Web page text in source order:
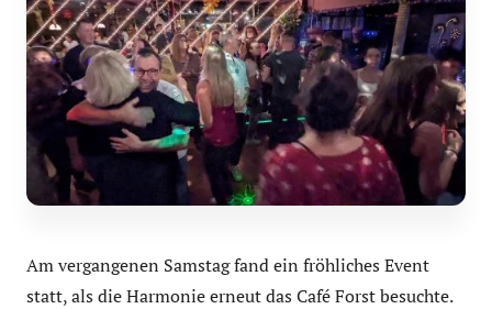
Am vergangenen Samstag fand ein fröhliches Event
statt, als die Harmonie erneut das Café Forst besuchte.